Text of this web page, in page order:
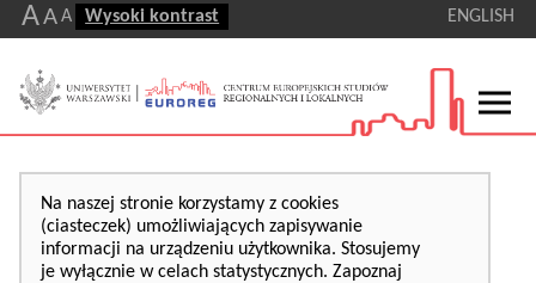
AA A Wysoki kontrast ENGLISH
Na naszej stronie korzystamy z cookies
(ciasteczek) umożliwiających zapisywanie
informacji na urządzeniu użytkownika. Stosujemy
je wyłącznie w celach statystycznych. Zapoznaj